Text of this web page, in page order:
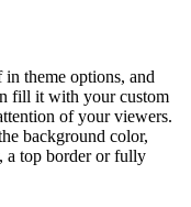
theme options, and
fill it with your custom
of your viewers.
background color,
a top border or fully